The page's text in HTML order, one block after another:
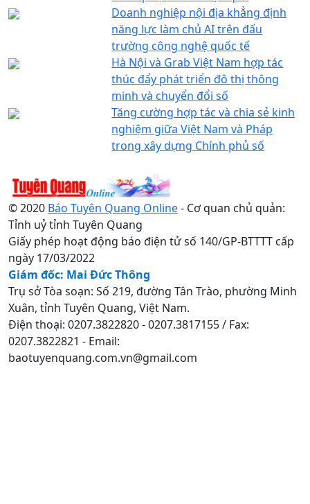
Doanh nghiệp nội địa khẳng định
năng lực làm chủ AI trên đấu
trường công nghệ quốc tế
Hà Nội và Grab Việt Nam hợp tác
thúc đẩy phát triển đô thị thông
minh và chuyển đổi số
Tăng cường hợp tác và chia sẻ kinh
nghiệm giữa Việt Nam và Pháp
trong xây dựng Chính phủ số
© 2020 Báo Tuyên Quang Online- Cơ quan chủ quản:
Tỉnh uỷ tỉnh Tuyên Quang
Giấy phép hoạt động báo điện tử số 140/GP-BTTTT cấp
ngày 17/03/2022
Giám đốc: Mai Đức Thông
Trụ sở Tòa soạn: Số 219, đường Tân Trào, phường Minh
Xuân, tỉnh Tuyên Quang, Việt Nam.
Điện thoại: 0207.3822820 - 0207.3817155 / Fax:
0207.3822821 - Email:
baotuyenquang.com.vn@gmail.com